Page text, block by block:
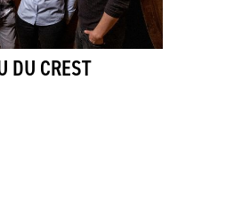
DU CREST